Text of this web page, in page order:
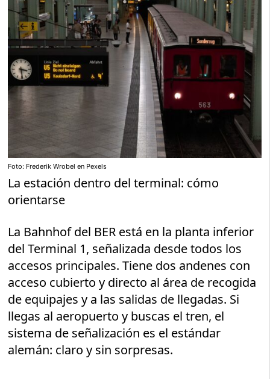
Foto: Frederik Wrobel en Pexels
La estación dentro del terminal: cómo
orientarse
La Bahnhof del BER está en la planta inferior
del Terminal 1, señalizada desde todos los
accesos principales. Tiene dos andenes con
acceso cubierto y directo al área de recogida
de equipajes y a las salidas de llegadas. Si
llegas al aeropuerto y buscas el tren, el
sistema de señalización es el estándar
alemán: claro y sin sorpresas.